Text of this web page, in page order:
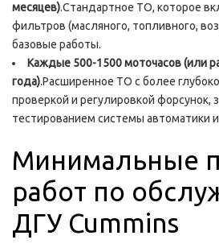
месяцев).Стандартное ТО, которое
фильтров (масляного, топливного,
базовые работы.
Каждые 500-1500 моточасов (или
года).Расширенное ТО с более
проверкой и регулировкой форсунок,
тестированием системы автоматики
Минимальные
работ по
ДГУ Cummins